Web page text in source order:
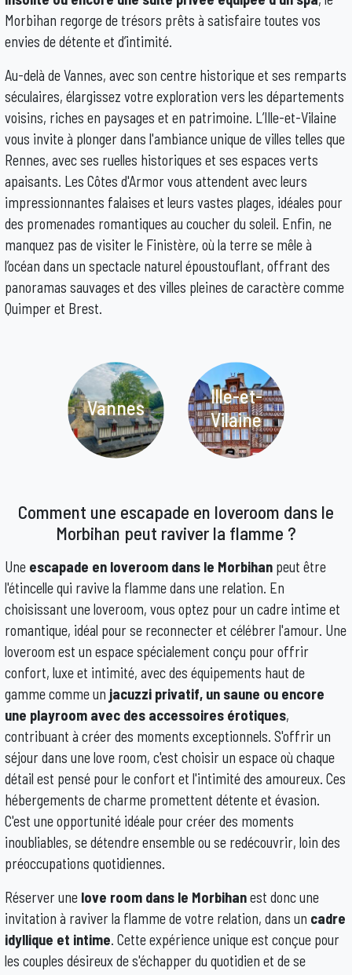
Morbihan regorge de trésors prêts à satisfaire toutes vos
envies de détente et d’intimité.
Au-delà de Vannes, avec son centre historique et ses remparts
séculaires, élargissez votre exploration vers les départements
voisins, riches en paysages et en patrimoine. L’Ille-et-Vilaine
vous invite à plonger dans l'ambiance unique de villes telles que
Rennes, avec ses ruelles historiques et ses espaces verts
apaisants. Les Côtes d'Armor vous attendent avec leurs
impressionnantes falaises et leurs vastes plages, idéales pour
des promenades romantiques au coucher du soleil. Enfin, ne
manquez pas de visiter le Finistère, où la terre se mêle à
l’océan dans un spectacle naturel époustouflant, offrant des
panoramas sauvages et des villes pleines de caractère comme
Quimper et Brest.
Vannes
Ille-et-
Vilaine
Comment une escapade en loveroom dans le
Morbihan peut raviver la flamme ?
Une escapade en loveroom dans le Morbihan peut être
l'étincelle qui ravive la flamme dans une relation. En
choisissant une loveroom, vous optez pour un cadre intime et
romantique, idéal pour se reconnecter et célébrer l'amour. Une
loveroom est un espace spécialement conçu pour offrir
confort, luxe et intimité, avec des équipements haut de
gamme comme un jacuzzi privatif, un saune ou encore
une playroom avec des accessoires érotiques,
contribuant à créer des moments exceptionnels. S'offrir un
séjour dans une love room, c'est choisir un espace où chaque
détail est pensé pour le confort et l'intimité des amoureux. Ces
hébergements de charme promettent détente et évasion.
C'est une opportunité idéale pour créer des moments
inoubliables, se détendre ensemble ou se redécouvrir, loin des
préoccupations quotidiennes.
Réserver une love room dans le Morbihanest donc une
invitation à raviver la flamme de votre relation, dans un cadre
idyllique et intime. Cette expérience unique est conçue pour
les couples désireux de s'échapper du quotidien et de se